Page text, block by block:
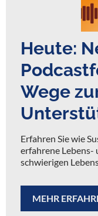
Heute:
Wege
Erfahren Sie wie
erfahrene Lebens-
schwierigen
MEHR